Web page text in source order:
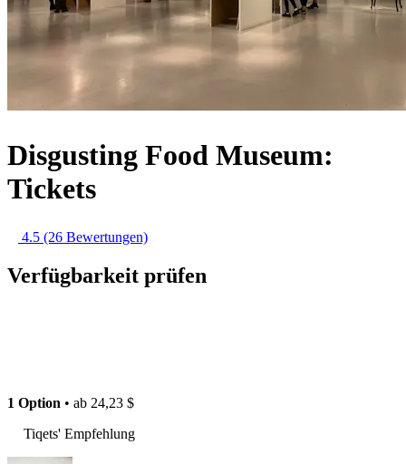
Disgusting Food Museum:
Tickets
4.5 (26 Bewertungen)
Verfügbarkeit prüfen
1 Option • ab 24,23 $
Tiqets' Empfehlung